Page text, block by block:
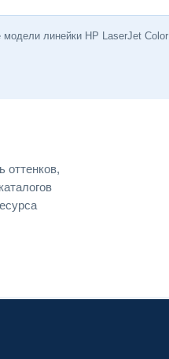
линейки HP LaserJet Color
оттенков,